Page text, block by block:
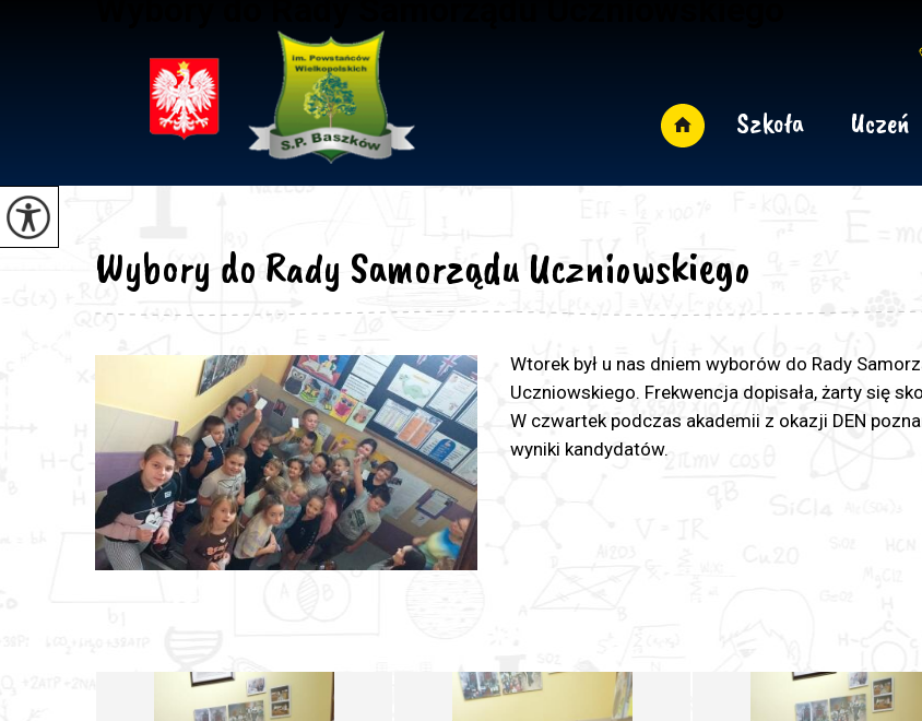
Szkoła Uczeń
Wybory do Rady Samorządu Uczniowskiego
Wtorek był u nas dniem wyborów do Rady
Uczniowskiego. Frekwencja dopisała, żarty się
W czwartek podczas akademii z okazji DEN
wyniki kandydatów.